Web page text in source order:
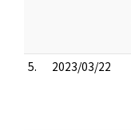
5.
2023/03/22